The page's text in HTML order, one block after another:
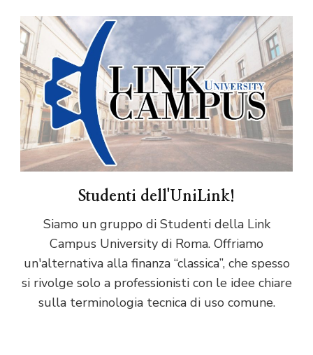
Studenti dell'UniLink!
Siamo un gruppo di Studenti della Link
Campus University di Roma. Offriamo
un'alternativa alla finanza “classica”, che spesso
si rivolge solo a professionisti con le idee chiare
sulla terminologia tecnica di uso comune.